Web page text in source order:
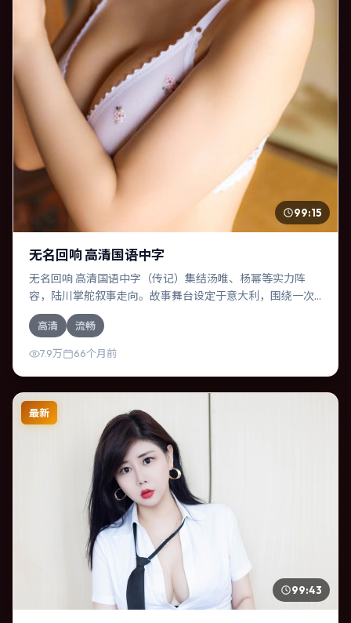
99:15
无名回响 高清国语中字
无名回响 高清国语中字（传记）集结汤唯、杨幂等实力阵
容，陆川掌舵叙事走向。故事舞台设定于意大利，围绕一次
意外选择展开连锁反应；配乐与色彩高度服务于主题，结尾
留白耐人寻味。
高清 流畅
7.9万 66个月前
最新
99:43